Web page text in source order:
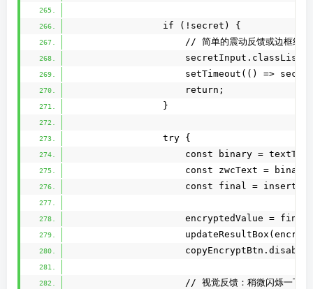
                if (!secret) {
// 简单的震动反馈或边框红色
setTimeout(() =>
                    return;
                }
                try {
const binary =
const zwcText =
const final =
                    encryptedValue = final;
// 视觉反馈：稍微闪烁一下结